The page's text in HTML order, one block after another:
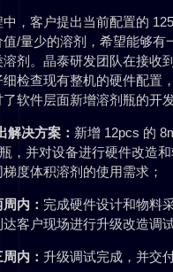
，客户提出当前配置的
/量少的溶剂，希望能够有
溶剂。晶泰研发团队在接收
检查现有整机的硬件配置
软件层面新增溶剂瓶的开发
解决方案： 新增 12pcs 的
，并对设备进行硬件改造
度体积溶剂的使用需求；
内： 完成硬件设计和物料
客户现场进行升级改造调
内： 升级调试完成，并交